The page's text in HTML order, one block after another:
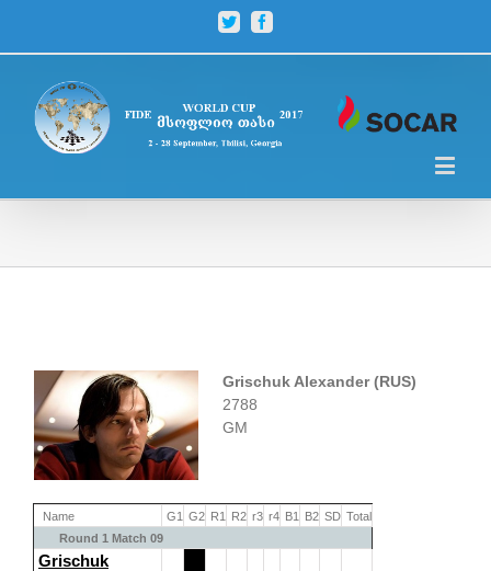
Twitter
Grischuk Alexander (RUS)
2788
GM
Name G1 G2 R1 R2 r3 r4 B1 B2 SD Total
Round 1 Match 09
Grischuk